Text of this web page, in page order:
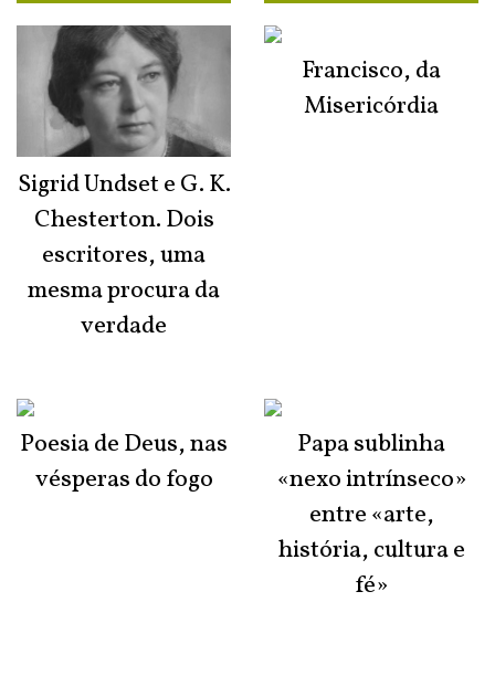
Sigrid Undset e G. K.
Chesterton. Dois
escritores, uma
mesma procura da
verdade
Poesia de Deus, nas
vésperas do fogo
Francisco, da
Misericórdia
Papa sublinha
«nexo intrínseco»
entre «arte,
história, cultura e
fé»